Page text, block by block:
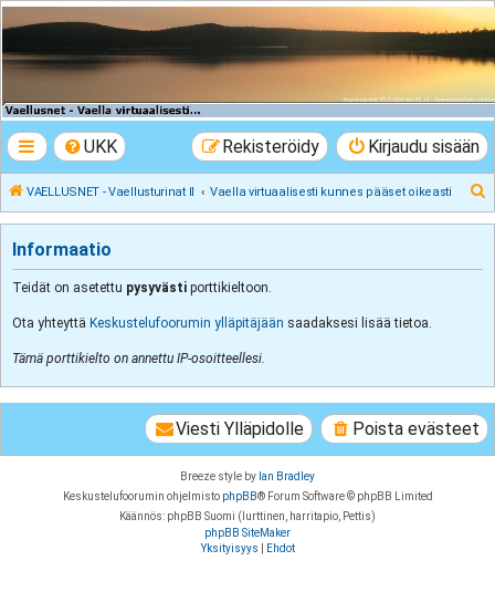
VAELLUSNET -
Vaellusturinat II
UKK Kirjaudu sisään
Rekisteröidy
VAELLUSNET - Vaellusturinat II Vaella virtuaalisesti kunnes pääset oikeasti
Informaatio
Teidät on asetettu pysyvästi porttikieltoon.
Ota yhteyttä Keskustelufoorumin ylläpitäjään saadaksesi lisää tietoa.
Tämä porttikielto on annettu IP-osoitteellesi.
Poista evästeet
Viesti Ylläpidolle
Breeze style by Ian Bradley
Keskustelufoorumin ohjelmisto phpBB® Forum Software © phpBB Limited
Käännös: phpBB Suomi (lurttinen, harritapio, Pettis)
phpBB SiteMaker
Yksityisyys
Ehdot